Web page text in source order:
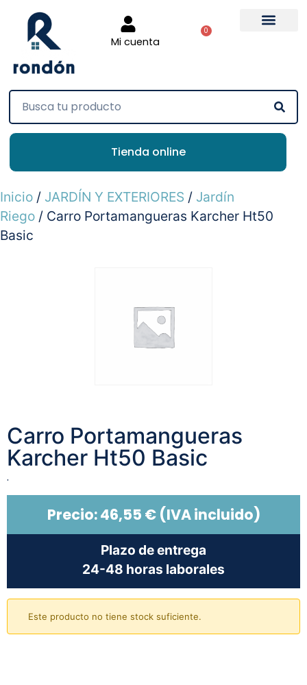
Mi cuenta
0
Tienda online
Inicio / JARDÍN Y EXTERIORES / Jardín
Riego / Carro Portamangueras Karcher Ht50
Basic
Carro Portamangueras
Karcher Ht50 Basic
.
Precio:46,55 €(IVA incluido)
Plazo de entrega
24-48 horas laborales
Este producto no tiene stock suficiente.